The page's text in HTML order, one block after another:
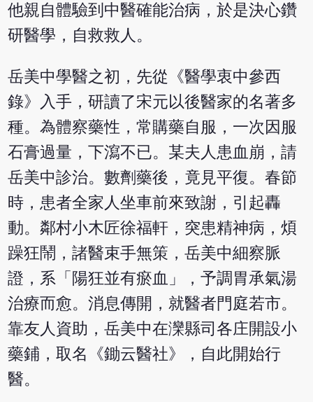
他親自體驗到中醫確能治病，於是決心鑽
研醫學，自救救人。
岳美中學醫之初，先從《醫學衷中參西
錄》入手，研讀了宋元以後醫家的名著多
種。為體察藥性，常購藥自服，一次因服
石膏過量，下瀉不已。某夫人患血崩，請
岳美中診治。數劑藥後，竟見平復。春節
時，患者全家人坐車前來致謝，引起轟
動。鄰村小木匠徐福軒，突患精神病，煩
躁狂鬧，諸醫束手無策，岳美中細察脈
證，系「陽狂並有瘀血」，予調胃承氣湯
治療而愈。消息傳開，就醫者門庭若市。
靠友人資助，岳美中在灤縣司各庄開設小
藥鋪，取名《鋤云醫社》，自此開始行
醫。